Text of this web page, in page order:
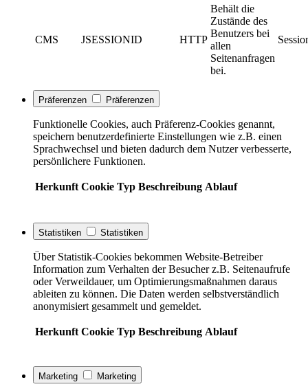
CMS JSESSIONID HTTP
Behält die
Zustände des
Benutzers bei
allen
Seitenanfragen
bei.
Präferenzen Präferenzen
Funktionelle Cookies, auch Präferenz-Cookies genannt,
speichern benutzerdefinierte Einstellungen wie z.B. einen
Sprachwechsel und bieten dadurch dem Nutzer verbesserte,
persönlichere Funktionen.
Herkunft Cookie Typ Beschreibung Ablauf
Statistiken Statistiken
Über Statistik-Cookies bekommen Website-Betreiber
Information zum Verhalten der Besucher z.B. Seitenaufrufe
oder Verweildauer, um Optimierungsmaßnahmen daraus
ableiten zu können. Die Daten werden selbstverständlich
anonymisiert gesammelt und gemeldet.
Herkunft Cookie Typ Beschreibung Ablauf
Marketing Marketing